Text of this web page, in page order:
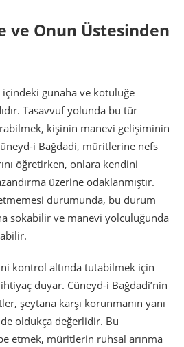
ve Onun Üstesinden
içindeki günaha ve kötülüğe
Tasavvuf yolunda bu tür
kişinin manevi gelişiminin
i Bağdadi, müritlerine nefs
öğretirken, onlara kendini
üzerine odaklanmıştır.
durumunda, bu durum
sokabilir ve manevi yolculuğunda
kontrol altında tutabilmek için
duyar. Cüneyd-i Bağdadi’nin
şeytana karşı korunmanın yanı
oldukça değerlidir. Bu
etmek, müritlerin ruhsal arınma